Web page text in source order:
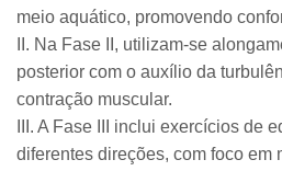
meio aquático, promovendo
II. Na Fase II, utilizam-se
posterior com o auxílio da
contração muscular.
III. A Fase III inclui exercícios de
diferentes direções, com foco em